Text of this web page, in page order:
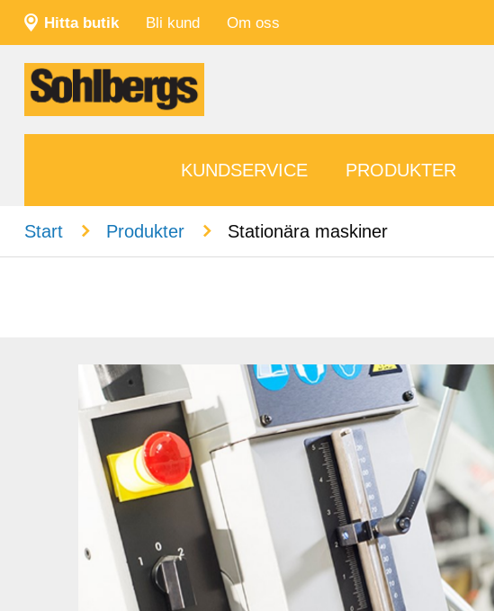
Hitta butik Bli kund Om oss
KUNDSERVICE PRODUKTER
Start n Produkter n Stationära maskiner